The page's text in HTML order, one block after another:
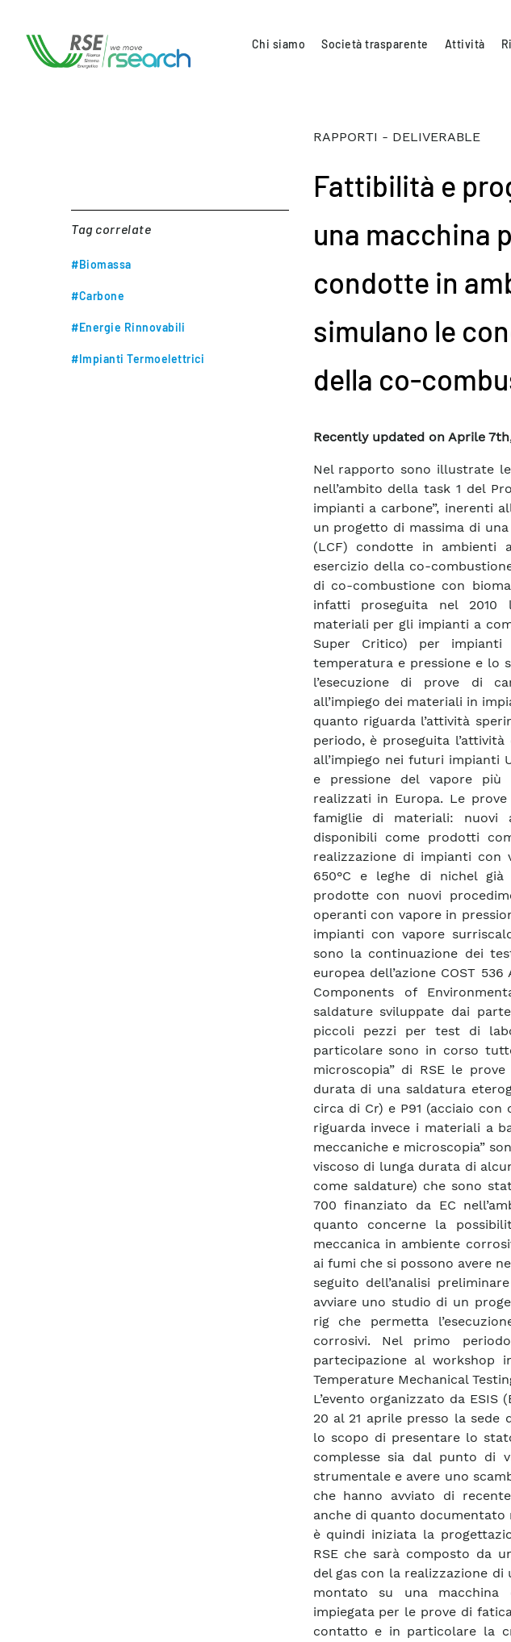
Chi siamo Società trasparente Attività
Tag correlate
#Biomassa
#Carbone
#Energie Rinnovabili
#Impianti Termoelettrici
RAPPORTI - DELIVERABLE
Fattibilità e
una macchina
condotte in
simulano le
della co-
Recently updated on Aprile
Nel rapporto sono illustrate
nell’ambito della task 1 del
impianti a carbone”, inerenti
un progetto di massima di
(LCF) condotte in ambienti
esercizio della co-
di co-combustione con
infatti proseguita nel 2010
materiali per gli impianti a
Super Critico) per
temperatura e pressione e lo
l’esecuzione di prove di
all’impiego dei materiali in
quanto riguarda l’attività
periodo, è proseguita
all’impiego nei futuri impianti
e pressione del vapore
realizzati in Europa. Le
famiglie di materiali: nuovi
disponibili come prodotti
realizzazione di impianti
650°C e leghe di nichel già
prodotte con nuovi
operanti con vapore in
impianti con vapore
sono la continuazione dei
europea dell’azione COST
Components of
saldature sviluppate dai
piccoli pezzi per test di
particolare sono in corso
microscopia” di RSE le
durata di una saldatura
circa di Cr) e P91 (acciaio
riguarda invece i materiali a
meccaniche e microscopia”
viscoso di lunga durata di
come saldature) che sono
700 finanziato da EC
quanto concerne la
meccanica in ambiente
ai fumi che si possono avere
seguito dell’analisi
avviare uno studio di un
rig che permetta
corrosivi. Nel primo
partecipazione al workshop
Temperature Mechanical
L’evento organizzato da
20 al 21 aprile presso la sede
lo scopo di presentare lo
complesse sia dal punto di
strumentale e avere uno
che hanno avviato di
anche di quanto
è quindi iniziata la
RSE che sarà composto da
del gas con la realizzazione
montato su una macchina
impiegata per le prove di
contatto e in particolare la